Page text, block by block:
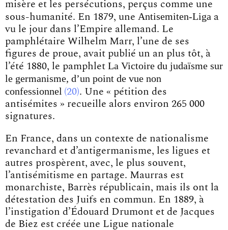
misère et les persécutions, perçus comme une
sous-humanité. En 1879, une Antisemiten-Liga a
vu le jour dans l’Empire allemand. Le
pamphlétaire Wilhelm Marr, l’une de ses
figures de proue, avait publié un an plus tôt, à
l’été 1880, le pamphlet La Victoire du judaïsme sur
le germanisme, d’un point de vue non
confessionnel 20 . Une « pétition des
antisémites » recueille alors environ 265 000
signatures.
En France, dans un contexte de nationalisme
revanchard et d’antigermanisme, les ligues et
autres prospèrent, avec, le plus souvent,
l’antisémitisme en partage. Maurras est
monarchiste, Barrès républicain, mais ils ont la
détestation des Juifs en commun. En 1889, à
l’instigation d’Édouard Drumont et de Jacques
de Biez est créée une Ligue nationale